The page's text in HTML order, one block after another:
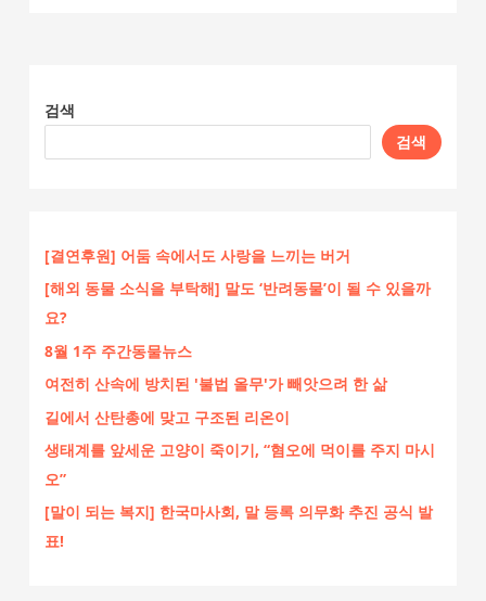
검색
검색
[결연후원] 어둠 속에서도 사랑을 느끼는 버거
[해외 동물 소식을 부탁해] 말도 ‘반려동물’이 될 수 있을까
요?
8월 1주 주간동물뉴스
여전히 산속에 방치된 '불법 올무'가 빼앗으려 한 삶
길에서 산탄총에 맞고 구조된 리온이
생태계를 앞세운 고양이 죽이기, “혐오에 먹이를 주지 마시
오”
[말이 되는 복지] 한국마사회, 말 등록 의무화 추진 공식 발
표!